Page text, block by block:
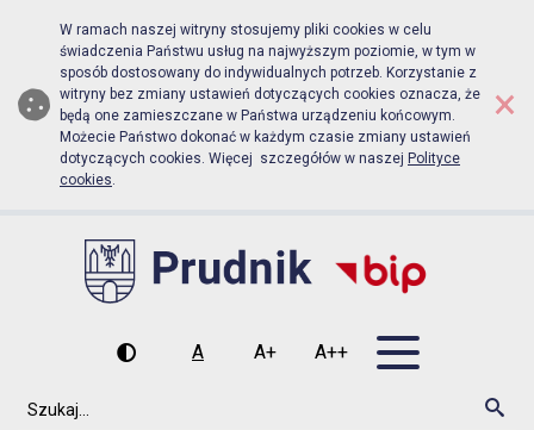
Biuletyn Informacji Publicznej
Przejdź do menu głównego
Przejdź do głównej zawartości
W ramach naszej witryny stosujemy pliki cookies w celu
świadczenia Państwu usług na najwyższym poziomie, w tym w
sposób dostosowany do indywidualnych potrzeb. Korzystanie z
witryny bez zmiany ustawień dotyczących cookies oznacza, że
będą one zamieszczane w Państwa urządzeniu końcowym.
Możecie Państwo dokonać w każdym czasie zmiany ustawień
dotyczących cookies. Więcej szczegółów w naszej Polityce
cookies.
×
Wysoki kontrast
A
Czcionka domyślna
A+
Czcionka średnia
A++
Czcionka duża
Szukaj